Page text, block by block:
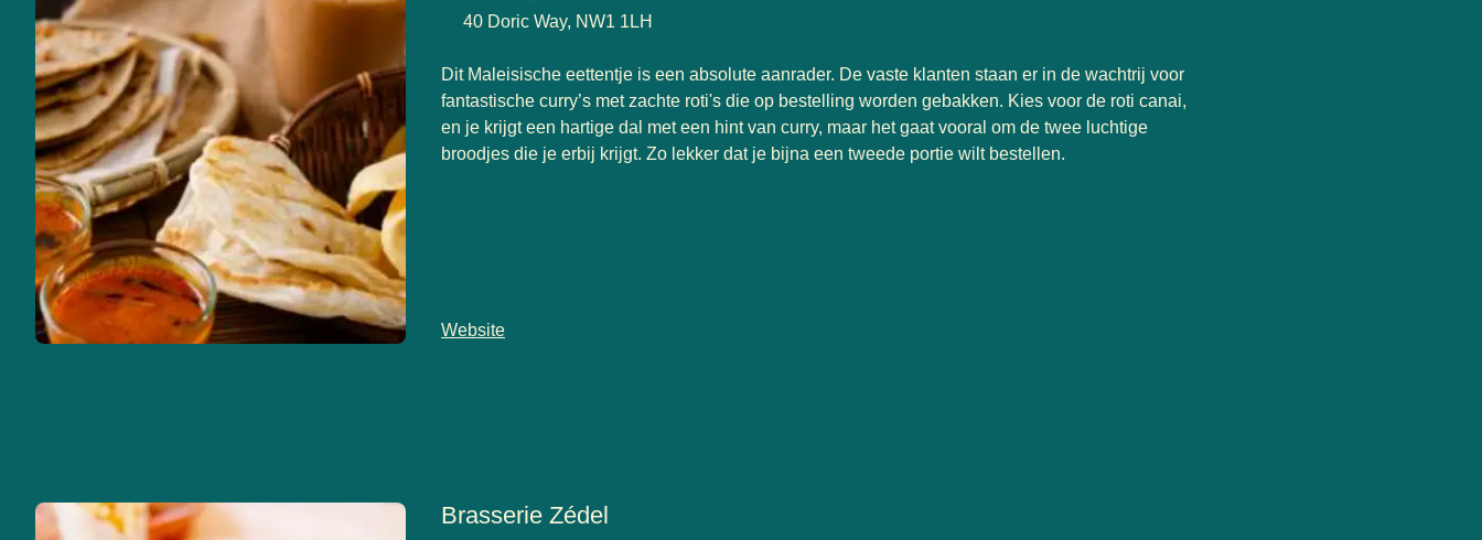
40 Doric Way, NW1 1LH
Dit Maleisische eettentje is een absolute aanrader. De vaste klanten staan er in de wachtrij voor
fantastische curry’s met zachte roti's die op bestelling worden gebakken. Kies voor de roti canai,
en je krijgt een hartige dal met een hint van curry, maar het gaat vooral om de twee luchtige
broodjes die je erbij krijgt. Zo lekker dat je bijna een tweede portie wilt bestellen.
Website
Brasserie Zédel